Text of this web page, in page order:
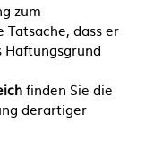
zum
dass er
Haftungsgrund
finden Sie die
derartiger